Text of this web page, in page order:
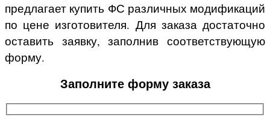
предлагает купить ФС различных модификаций
по цене изготовителя. Для заказа достаточно
оставить заявку, заполнив соответствующую
форму.
Заполните форму заказа